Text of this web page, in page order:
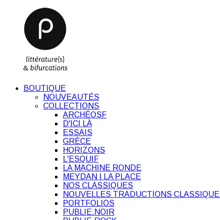
BOUTIQUE
NOUVEAUTÉS
COLLECTIONS
ARCHÉOSF
D'ICI LÀ
ESSAIS
GRÈCE
HORIZONS
L'ESQUIF
LA MACHINE RONDE
MEYDAN | LA PLACE
NOS CLASSIQUES
NOUVELLES TRADUCTIONS
PORTFOLIOS
PUBLIE.NOIR